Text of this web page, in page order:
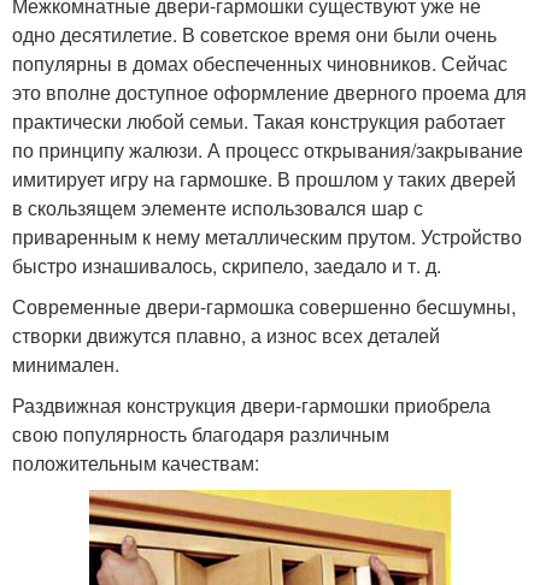
одно десятилетие. В советское время они были очень
популярны в домах обеспеченных чиновников. Сейчас
это вполне доступное оформление дверного проема для
практически любой семьи. Такая конструкция работает
по принципу жалюзи. А процесс открывания/закрывание
имитирует игру на гармошке. В прошлом у таких дверей
в скользящем элементе использовался шар с
приваренным к нему металлическим прутом. Устройство
быстро изнашивалось, скрипело, заедало и т. д.
Современные двери-гармошка совершенно бесшумны,
створки движутся плавно, а износ всех деталей
минимален.
Раздвижная конструкция двери-гармошки приобрела
свою популярность благодаря различным
положительным качествам: